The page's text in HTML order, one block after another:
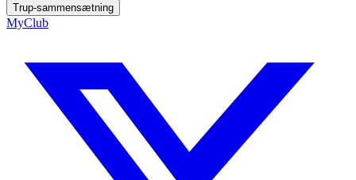
Trup-sammensætning
MyClub